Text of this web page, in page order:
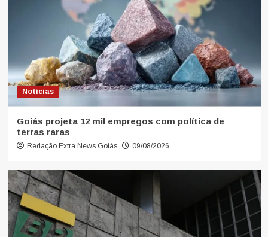
Notícias
Goiás projeta 12 mil empregos com política de
terras raras
Redação Extra News Goiás 09/08/2026